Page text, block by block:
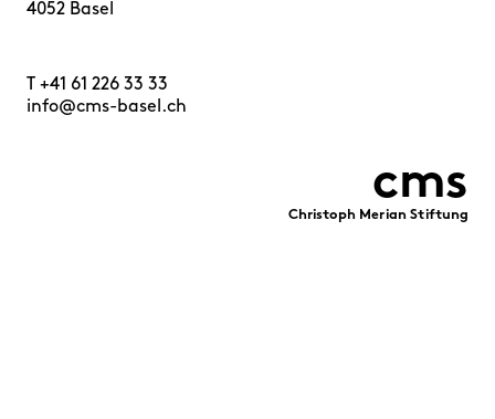
4052 Basel
+41 61 226 33 33
info@cms-basel.ch
cms
Christoph Merian Stiftung